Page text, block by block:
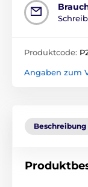
Produktcode:
Angaben zum